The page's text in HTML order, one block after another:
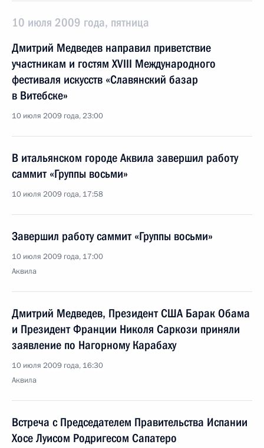
10 июля 2009 года, пятница
Дмитрий Медведев направил приветствие
участникам и гостям XVIII Международного
фестиваля искусств «Славянский базар
в Витебске»
10 июля 2009 года, 23:00
В итальянском городе Аквила завершил работу
саммит «Группы восьми»
10 июля 2009 года, 17:58
Завершил работу саммит «Группы восьми»
10 июля 2009 года, 17:00
Аквила
Дмитрий Медведев, Президент США Барак Обама
и Президент Франции Николя Саркози приняли
заявление по Нагорному Карабаху
10 июля 2009 года, 16:30
Аквила
Встреча с Председателем Правительства Испании
Хосе Луисом Родригесом Сапатеро